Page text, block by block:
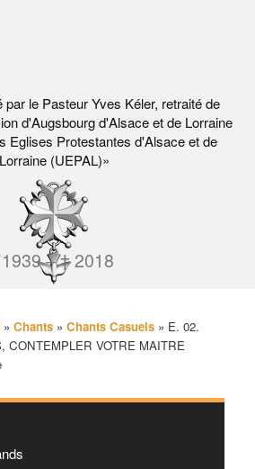
par le Pasteur Yves Kéler, retraité de
d'Augsbourg d'Alsace et de Lorraine
Eglises Protestantes d'Alsace et de
Lorraine (UEPAL)»
– † 2018
»Chants »Chants Casuels » E. 02.
CONTEMPLER VOTRE MAITRE